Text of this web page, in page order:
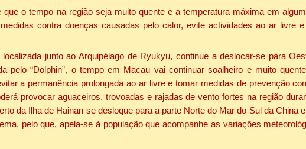
o tempo na região seja muito quente e a temperatura máxima em
contra doenças causadas pelo calor, evite actividades ao ar livre
junto ao Arquipélago de Ryukyu, continue a deslocar-se para
pelo “Dolphin”, o tempo em Macau vai continuar soalheiro e muito
a permanência prolongada ao ar livre e tomar medidas de prevenção
provocar aguaceiros, trovoadas e rajadas de vento fortes na região
da Ilha de Hainan se desloque para a parte Norte do Mar do Sul da China
pelo que, apela-se à população que acompanhe as variações